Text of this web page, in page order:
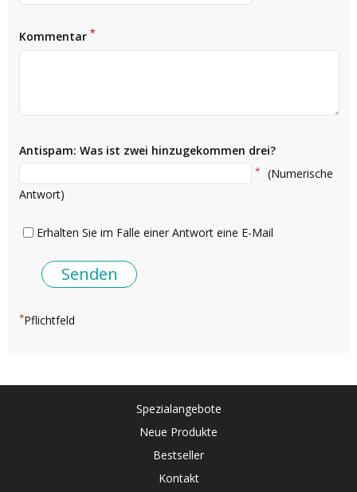
Kommentar *
Antispam: Was ist zwei hinzugekommen drei?
*
(Numerische
Antwort)
Erhalten Sie im Falle einer Antwort eine E-Mail
*Pflichtfeld
Spezialangebote
Neue Produkte
Bestseller
Kontakt